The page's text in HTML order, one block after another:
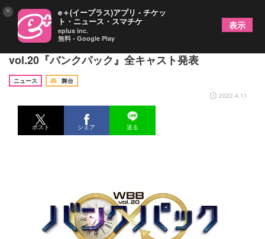
納谷健、河内美里らの追加出演が決定 WBB
vol.20『バンクパック』全キャスト発表
ニュース
舞台
2022.4.11
ポスト シェア 送る
× e＋(イープラス)アプリ - チケッ
ト・ニュース・スマチケ
eplus inc.
無料 - Google Play
表示